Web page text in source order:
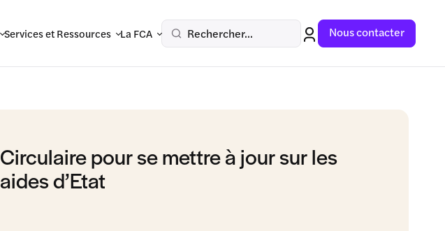
Services et Ressources La FCA Rechercher... Nous contacter
Circulaire pour se mettre à jour sur les
aides d’Etat